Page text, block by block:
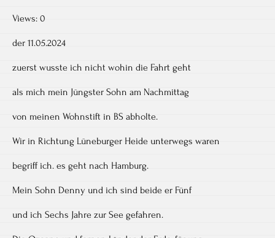
Views: 0
der 11.05.2024
zuerst wusste ich nicht wohin die Fahrt geht
als mich mein Jüngster Sohn am Nachmittag
von meinen Wohnstift in BS abholte.
Wir in Richtung Lüneburger Heide unterwegs waren
begriff ich. es geht nach Hamburg.
Mein Sohn Denny und ich sind beide er Fünf
und ich Sechs Jahre zur See gefahren.